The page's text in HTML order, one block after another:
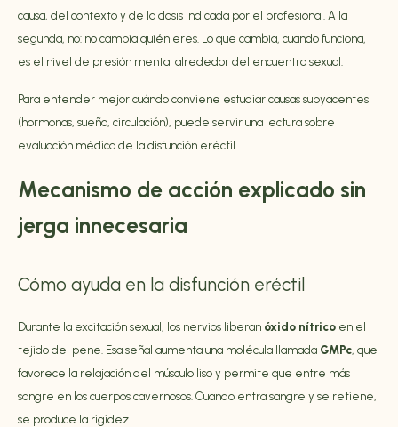
causa, del contexto y de la dosis indicada por el profesional. A la
segunda, no: no cambia quién eres. Lo que cambia, cuando funciona,
es el nivel de presión mental alrededor del encuentro sexual.
Para entender mejor cuándo conviene estudiar causas subyacentes
(hormonas, sueño, circulación), puede servir una lectura sobre
evaluación médica de la disfunción eréctil .
Mecanismo de acción explicado sin
jerga innecesaria
Cómo ayuda en la disfunción eréctil
Durante la excitación sexual, los nervios liberan óxido nítrico en el
tejido del pene. Esa señal aumenta una molécula llamada GMPc, que
favorece la relajación del músculo liso y permite que entre más
sangre en los cuerpos cavernosos. Cuando entra sangre y se retiene,
se produce la rigidez.